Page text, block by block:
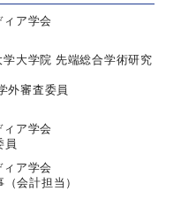
ィア学会
学大学院 先端総合学術研究
外審査委員
ィア学会
員
ィア学会
会計担当）